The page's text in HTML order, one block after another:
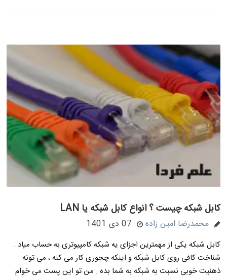
کابل شبکه چیست ؟ انواع کابل شبکه یا LAN
محمدرضا امین زاده 07 دی 1401
کابل شبکه یکی از مهمترین اجزای یه شبکه کامپیوتری به حساب میاد .
شناخت کافی روی کابل شبکه و اینکه چجوری کار می کنه ، می تونه
ذهنیت خوبی نسبت به شبکه به شما بده . من تو این پست می خوام